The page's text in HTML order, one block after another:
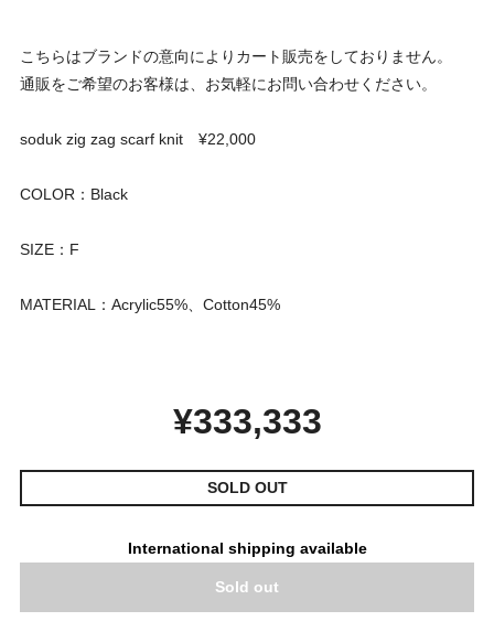
こちらはブランドの意向によりカート販売をしておりません。
通販をご希望のお客様は、お気軽にお問い合わせください。
soduk zig zag scarf knit ¥22,000
COLOR：Black
SIZE：F
MATERIAL：Acrylic55%、Cotton45%
¥333,333
SOLD OUT
International shipping available
Sold out